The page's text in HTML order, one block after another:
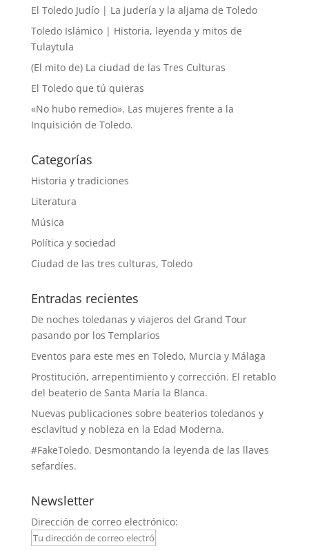
El Toledo Judío | La judería y la aljama de Toledo
Toledo Islámico | Historia, leyenda y mitos de
Tulaytula
(El mito de) La ciudad de las Tres Culturas
El Toledo que tú quieras
«No hubo remedio». Las mujeres frente a la
Inquisición de Toledo.
Categorías
Historia y tradiciones
Literatura
Música
Política y sociedad
Ciudad de las tres culturas, Toledo
Entradas recientes
De noches toledanas y viajeros del Grand Tour
pasando por los Templarios
Eventos para este mes en Toledo, Murcia y Málaga
Prostitución, arrepentimiento y corrección. El retablo
del beaterio de Santa María la Blanca.
Nuevas publicaciones sobre beaterios toledanos y
esclavitud y nobleza en la Edad Moderna.
#FakeToledo. Desmontando la leyenda de las llaves
sefardíes.
Newsletter
Dirección de correo electrónico: